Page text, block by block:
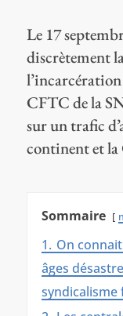
Le 17
discrètement
CFTC de la
sur un trafic
continent et la
Sommaire
1. On
âges
syndicalisme